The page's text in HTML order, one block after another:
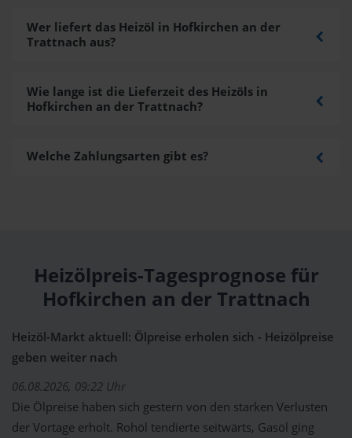
Wer liefert das Heizöl in Hofkirchen an der
Trattnach aus?
Wie lange ist die Lieferzeit des Heizöls in
Hofkirchen an der Trattnach?
Welche Zahlungsarten gibt es?
Heizölpreis-Tagesprognose für
Hofkirchen an der Trattnach
Heizöl-Markt aktuell: Ölpreise erholen sich - Heizölpreise
geben weiter nach
06.08.2026, 09:22 Uhr
Die Ölpreise haben sich gestern von den starken Verlusten
der Vortage erholt. Rohöl tendierte seitwärts, Gasöl ging